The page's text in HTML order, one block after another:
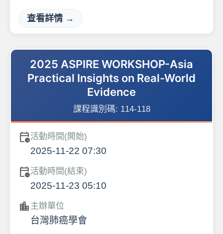
查看詳情 →
2025 ASPIRE WORKSHOP-Asia
Practical Insights on Real-World
Evidence
課程識別碼: 114-118
calendar_clock活動時間(開始)
2025-11-22 07:30
calendar_clock活動時間(結束)
2025-11-23 05:10
location_city 主辦單位
台灣肺癌學會